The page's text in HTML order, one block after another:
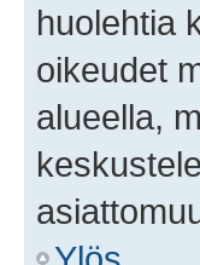
huolehtia
oikeudet
alueella,